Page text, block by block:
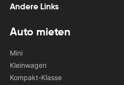
Andere Links
Auto mieten
Mini
Kleinwagen
Kompakt-Klasse